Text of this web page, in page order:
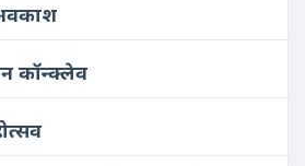
कॉन्क्लेव